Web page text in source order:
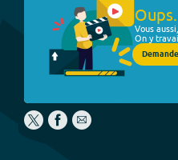
Oups.
Vous
On y